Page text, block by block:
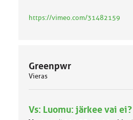
https://vimeo.com/31482159
Greenpwr
Vieras
Vs: Luomu: järkee vai ei?